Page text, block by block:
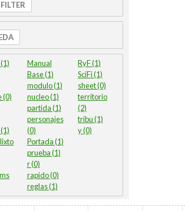
(0)
Manual
Base (1)
modulo (1)
nucleo (1)
partida (1)
personajes
(0)
Portada (1)
prueba (1)
r (0)
rapido (0)
reglas (1)
RyF (1)
SciFi (1)
sheet (0)
territorio
(2)
tribu (1)
y (0)